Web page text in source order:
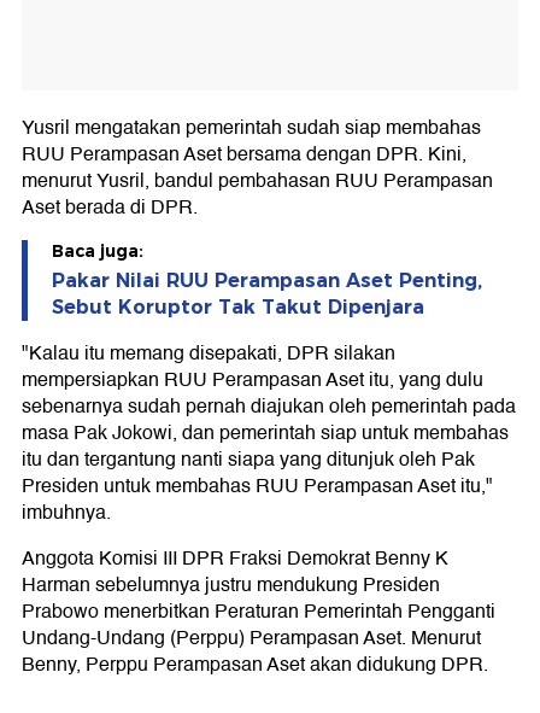
Yusril mengatakan pemerintah sudah siap membahas
RUU Perampasan Aset bersama dengan DPR. Kini,
menurut Yusril, bandul pembahasan RUU Perampasan
Aset berada di DPR.
Baca juga:
Pakar Nilai RUU Perampasan Aset Penting,
Sebut Koruptor Tak Takut Dipenjara
"Kalau itu memang disepakati, DPR silakan
mempersiapkan RUU Perampasan Aset itu, yang dulu
sebenarnya sudah pernah diajukan oleh pemerintah pada
masa Pak Jokowi, dan pemerintah siap untuk membahas
itu dan tergantung nanti siapa yang ditunjuk oleh Pak
Presiden untuk membahas RUU Perampasan Aset itu,"
imbuhnya.
Anggota Komisi III DPR Fraksi Demokrat Benny K
Harman sebelumnya justru mendukung Presiden
Prabowo menerbitkan Peraturan Pemerintah Pengganti
Undang-Undang (Perppu) Perampasan Aset. Menurut
Benny, Perppu Perampasan Aset akan didukung DPR.